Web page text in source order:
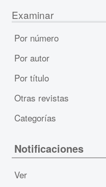
Examinar
Por número
Por autor
Por título
Otras revistas
Categorías
Notificaciones
Ver